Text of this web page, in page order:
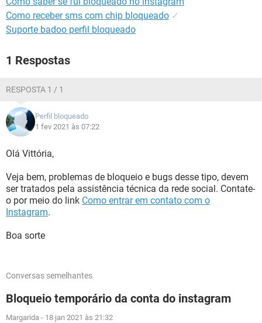
Como receber sms com chip bloqueado ✓
Suporte badoo perfil bloqueado
1 Respostas
RESPOSTA 1 / 1
Perfil bloqueado
1 fev 2021 às 07:22
Olá Vittória,
Veja bem, problemas de bloqueio e bugs desse tipo, devem
ser tratados pela assistência técnica da rede social. Contate-
o por meio do link Como entrar em contato com o
Instagram.
Boa sorte
Conversas semelhantes
Bloqueio temporário da conta do instagram
Margarida - 18 jan 2021 às 21:32